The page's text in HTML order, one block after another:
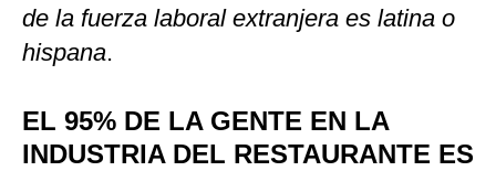
de la fuerza laboral extranjera es latina o
hispana.
EL 95% DE LA GENTE EN LA
INDUSTRIA DEL RESTAURANTE ES